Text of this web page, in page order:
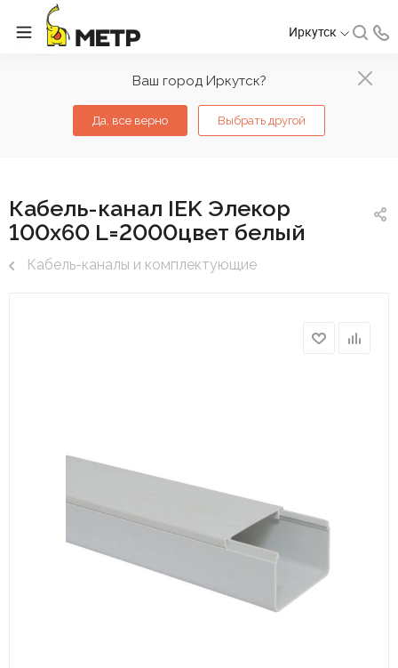
Ваш город Иркутск?
Да, все верно Выбрать другой
Иркутск
Кабель-канал IEK Элекор
100х60 L=2000цвет белый
Кабель-каналы и комплектующие